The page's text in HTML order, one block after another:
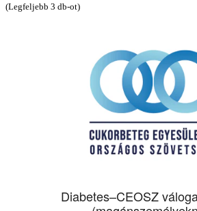
(Legfeljebb 3 db-ot)